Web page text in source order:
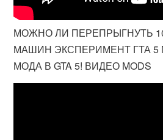
МОЖНО ЛИ ПЕРЕПРЫГНУТЬ
МАШИН ЭКСПЕРИМЕНТ ГТА
МОДА В GTA 5! ВИДЕО MODS